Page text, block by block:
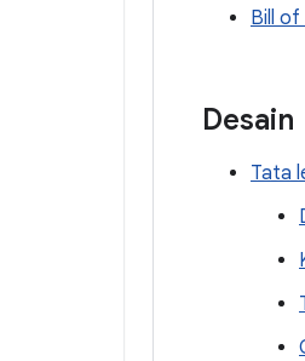
Bill of
Desain
Tata